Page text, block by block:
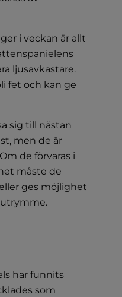
i veckan är allt
ljusavkastare.
fet och kan ge
sig till nästan
men de är
de förvaras i
måste de
ges möjlighet
har funnits
som